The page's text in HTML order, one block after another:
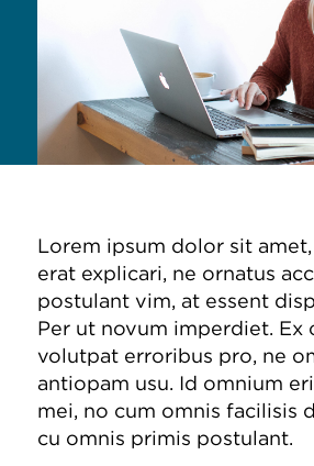
Lorem ipsum dolor sit
erat explicari, ne ornatus
postulant vim, at essent
Per ut novum imperdiet. Ex
volutpat erroribus pro, ne
antiopam usu. Id omnium
mei, no cum omnis facilisis
cu omnis primis postulant.